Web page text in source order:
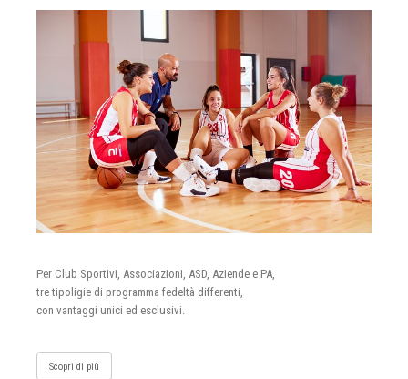
Per Club Sportivi, Associazioni, ASD, Aziende e PA,
tre tipoligie di programma fedeltà differenti,
con vantaggi unici ed esclusivi.
Scopri di più